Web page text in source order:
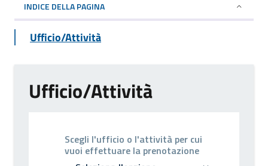
INDICE DELLA PAGINA
Ufficio/Attività
Ufficio/Attività
Scegli l'ufficio o l'attività per cui
vuoi effettuare la prenotazione